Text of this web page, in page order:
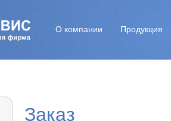
О компании Продукция
Заказ